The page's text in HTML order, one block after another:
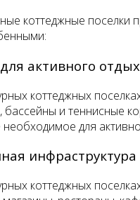
коттеджные поселки
активного
коттеджных
бассейны и теннисные
необходимое для
инфраструктура
коттеджных